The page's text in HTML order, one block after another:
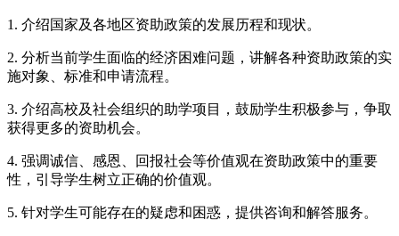
1. 介绍国家及各地区资助政策的发展历程和现状。
2. 分析当前学生面临的经济困难问题，讲解各种资助政策的实
施对象、标准和申请流程。
3. 介绍高校及社会组织的助学项目，鼓励学生积极参与，争取
获得更多的资助机会。
4. 强调诚信、感恩、回报社会等价值观在资助政策中的重要
性，引导学生树立正确的价值观。
5. 针对学生可能存在的疑虑和困惑，提供咨询和解答服务。